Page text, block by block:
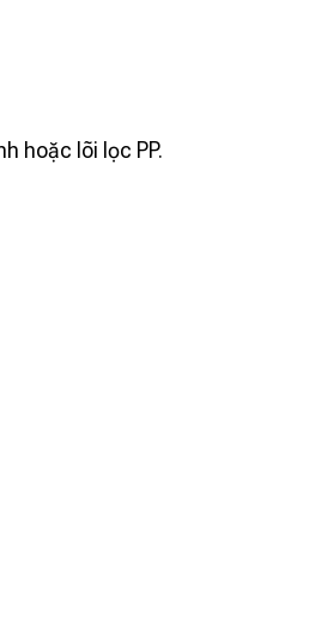
hoặc lõi lọc PP.